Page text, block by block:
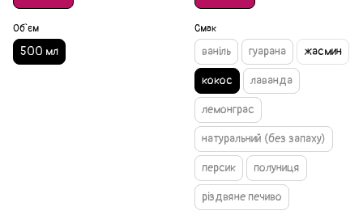
Об`єм
500 мл
Смак
ваніль гуарана жасмин
кокос лаванда
лемонграс
натуральний (без запаху)
персик полуниця
різдвяне печиво